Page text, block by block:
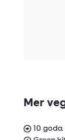
Mer
10